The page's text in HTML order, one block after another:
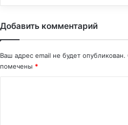
Добавить комментарий
Ваш адрес email не будет опубликован.
помечены *